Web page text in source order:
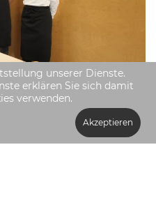
unserer Dienste.
erklären Sie sich damit
verwenden.
Akzeptieren